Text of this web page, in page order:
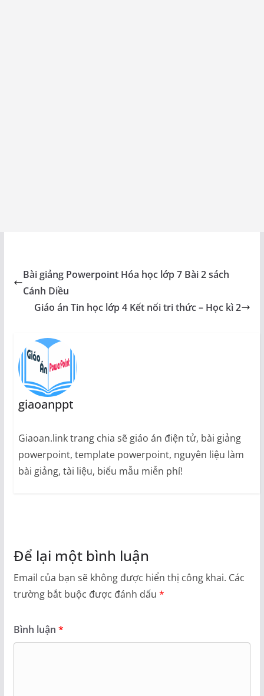
Bài giảng Powerpoint Hóa học lớp 7 Bài 2 sách
Cánh Diều
Giáo án Tin học lớp 4 Kết nối tri thức – Học kì 2
giaoanppt
Giaoan.link trang chia sẽ giáo án điện tử, bài giảng
powerpoint, template powerpoint, nguyên liệu làm
bài giảng, tài liệu, biểu mẫu miễn phí!
Để lại một bình luận
Email của bạn sẽ không được hiển thị công khai. Các
trường bắt buộc được đánh dấu *
Bình luận *